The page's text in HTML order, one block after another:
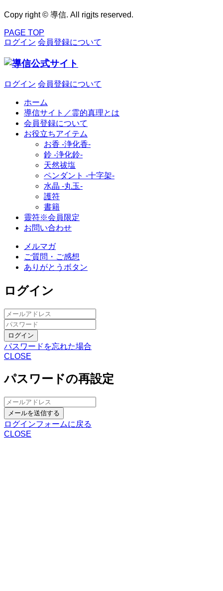
Copy right © 導信. All rigjts reserved.
PAGE TOP
ログイン 会員登録について
ログイン 会員登録について
ホーム
導信サイト／霊的真理とは
会員登録について
お役立ちアイテム
お香 ‐浄化香‐
鈴 ‐浄化鈴‐
天然祓塩
ペンダント -十字架-
水晶 -丸玉-
護符
書籍
靈符※会員限定
お問い合わせ
メルマガ
ご質問・ご感想
ありがとうボタン
ログイン
ログイン
パスワードを忘れた場合
CLOSE
パスワードの再設定
メールを送信する
ログインフォームに戻る
CLOSE